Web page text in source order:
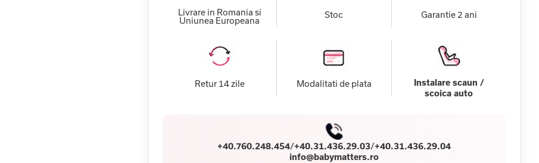
Livrare in Romania si
Uniunea Europeana
Stoc Garantie 2 ani
Retur 14 zile Modalitati de plata
Instalare scaun /
scoica auto
+40.760.248.454/+40.31.436.29.03/+40.31.436.29.04
info@babymatters.ro